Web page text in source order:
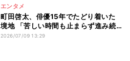
エンタメ
町田啓太、俳優15年でたどり着いた
境地 「苦しい時間も止まらず進み続
けたから今がある」
2026/07/09 13:29